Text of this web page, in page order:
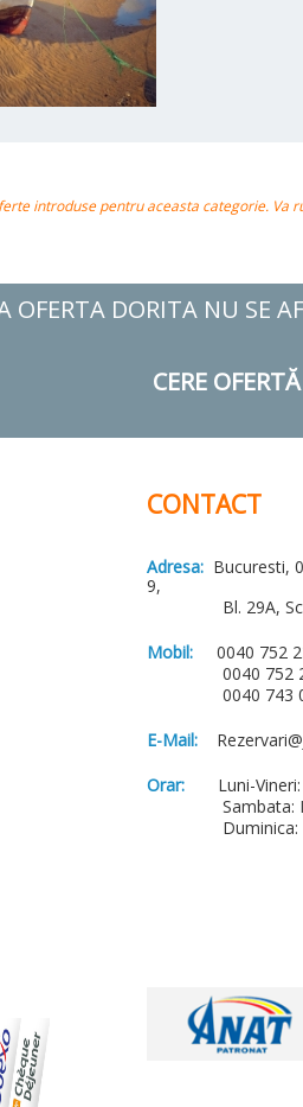
introduse pentru aceasta categorie.
OFERTA DORITA NU SE
CERE
CONTACT
Adresa: Bucuresti,
9,
Bl. 29A, Sc.B,
Mobil:
0040 752
0040 752 22
0040 743 00
E-Mail:
Orar: Luni-
Sambata:
Duminica: